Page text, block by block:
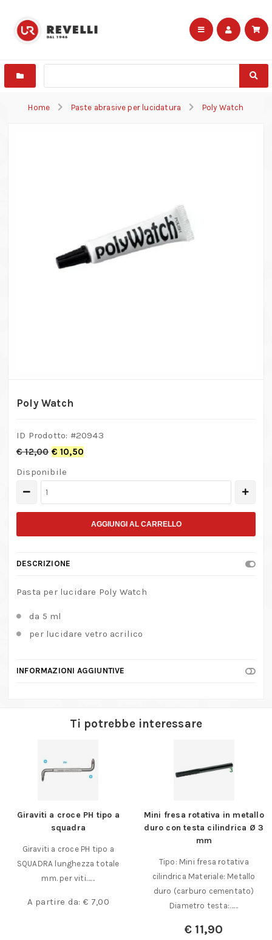
Home Paste abrasive per lucidatura Poly Watch
Poly Watch
ID Prodotto: #20943
€12,00 € 10,50
Disponibile
Watch
AGGIUNGI AL CARRELLO
DESCRIZIONE
Pasta per lucidare Poly Watch
da 5 ml
per lucidare vetro acrilico
INFORMAZIONI AGGIUNTIVE
Ti potrebbe interessare
Giraviti a croce PH tipo a
squadra
Giraviti a croce PH tipo a
SQUADRA lunghezza totale
mm. per viti……
A partire da: € 7,00
Mini fresa rotativa in metallo
duro con testa cilindrica Ø 3
mm
Tipo: Mini fresa rotativa
cilindrica Materiale: Metallo
duro (carburo cementato)
Diametro testa:……
€ 11,90